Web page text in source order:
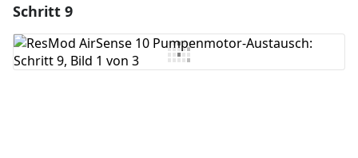
Kommentar hinzufügen
Schritt 9